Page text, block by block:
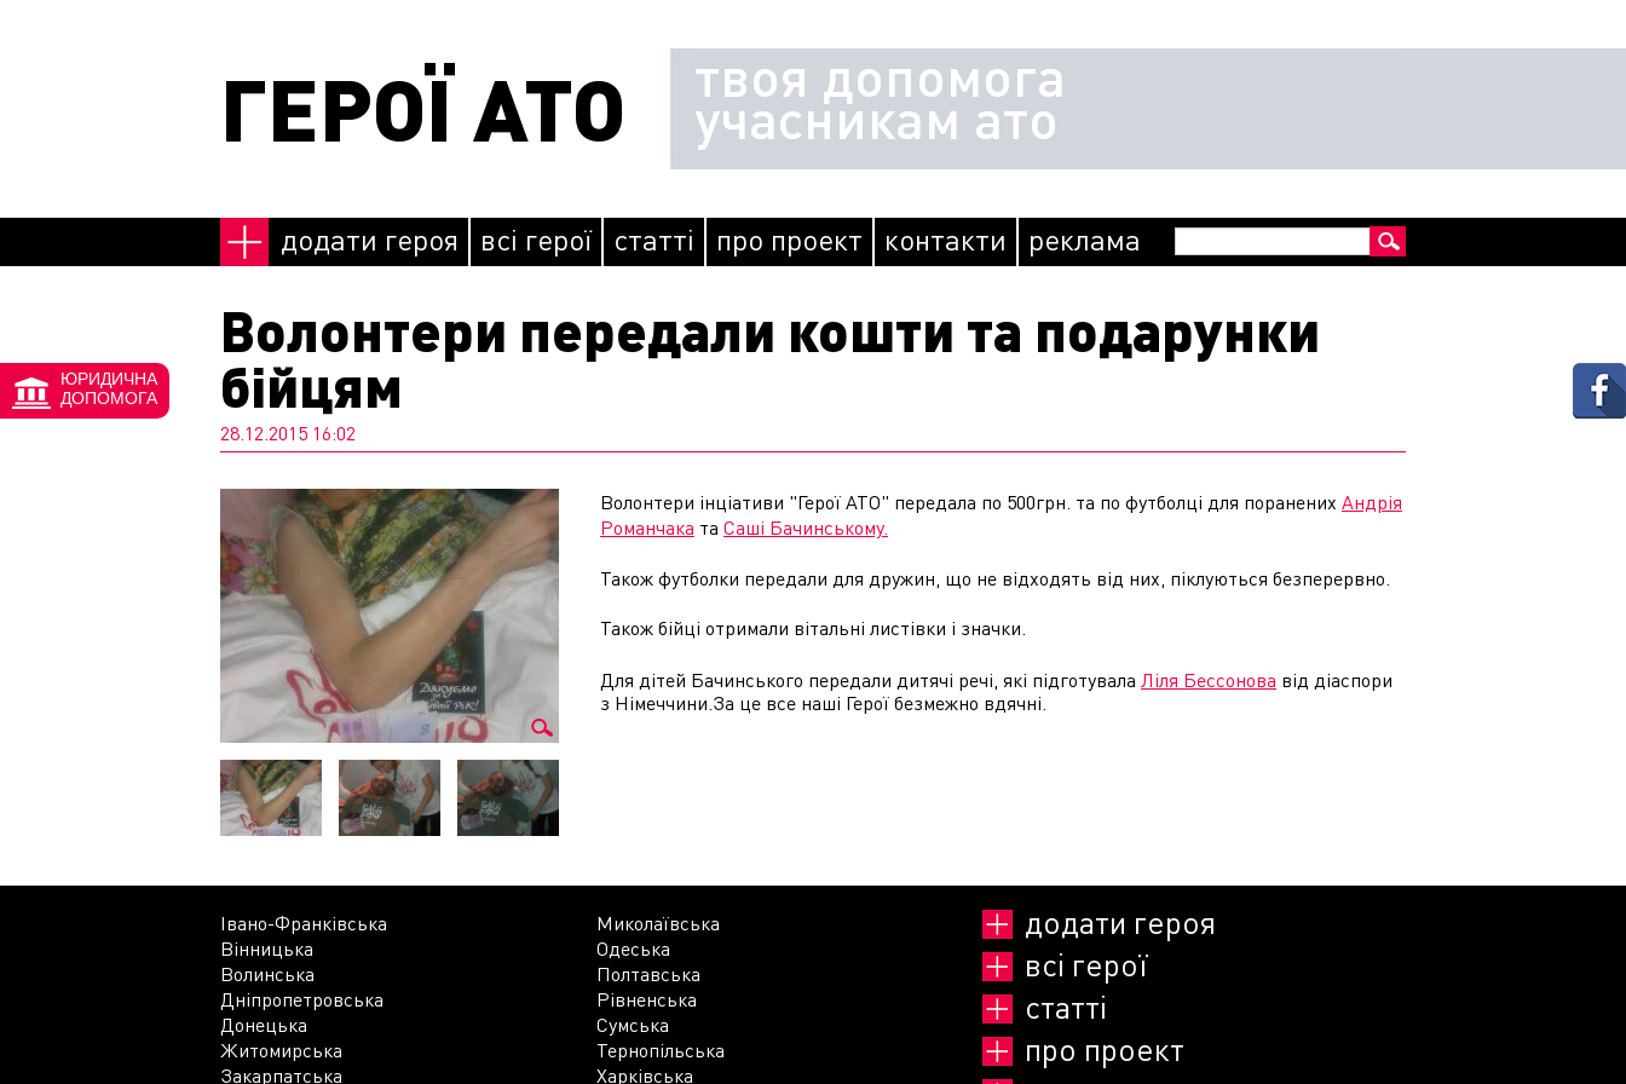
ГЕРОЇ АТО твоя допомога
учасникам ато
додати героя всі герої статті про проект контакти реклама Пошукова
Волонтери передали кошти та подарунки
бійцям
28.12.2015 16:02
Волонтери інціативи "Герої АТО" передала по 500грн. та по футболці для поранених Андрія
Романчака та Саші Бачинському.
Також футболки передали для дружин, що не відходять від них, піклуються безперервно.
Також бійці отримали вітальні листівки і значки.
Для дітей Бачинського передали дитячі речі, які підготувала Ліля Бессонова від діаспори
з Німеччини.За це все наші Герої безмежно вдячні.
Івано-Франківська
Миколаївська
Вінницька
Одеська
Волинська
Полтавська
Дніпропетровська
Рівненська
Донецька
Сумська
Житомирська
Тернопільська
Закарпатська
Харківська
додати героя
всі герої
статті
про проект
ЮРИДИЧНА
ДОПОМОГА